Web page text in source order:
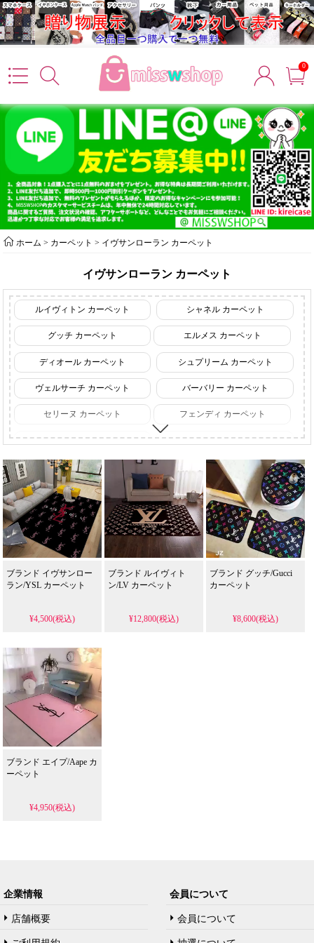
0
ホーム > カーペット > イヴサンローラン カーペット
イヴサンローラン カーペット
ルイヴィトン カーペット シャネル カーペット
グッチ カーペット エルメス カーペット
ディオール カーペット シュプリーム カーペット
ヴェルサーチ カーペット バーバリー カーペット
セリーヌ カーペット フェンディ カーペット
オフホワイト カーペット カウズ カーペット
イヴサンローラン カーペット クロームハーツ カーペット
ブランド イヴサンロー
ラン/YSL カーペット
¥4,500(税込)
ブランド ルイヴィト
ン/LV カーペット
¥12,800(税込)
ブランド グッチ/Gucci
カーペット
¥8,600(税込)
ブランド エイプ/Aape カ
ーペット
¥4,950(税込)
企業情報
店舗概要
会員について
会員について